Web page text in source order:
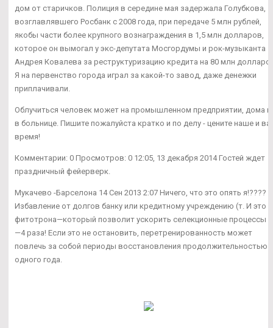
дом от старичков. Полиция в середине мая задержала Голубкова,
возглавлявшего Росбанк с 2008 года, при передаче 5 млн рублей,
якобы части более крупного вознаграждения в 1,5 млн долларов,
которое он вымогал у экс-депутата Мосгордумы и рок-музыканта
Андрея Ковалева за реструктуризацию кредита на 80 млн
Я на первенство города играл за какой-то завод, даже денежки
приплачивали.
Облучиться человек может на промышленном предприятии, дома
в больнице. Пишите пожалуйста кратко и по делу - цените наше и
время!
Комментарии: 0 Просмотров: 0 12:05, 13 декабря 2014 Гостей ждет
праздничный фейерверк.
Мукачево -Барселона 14 Сен 2013 2:07 Ничего, что это опять я!????
Избавление от долгов банку или кредитному учреждению (т. И это
фитотрона—который позволит ускорить селекционные процессы
—4 раза! Если это не остановить, перетренированность может
повлечь за собой периоды восстановления продолжительностью
одного года.